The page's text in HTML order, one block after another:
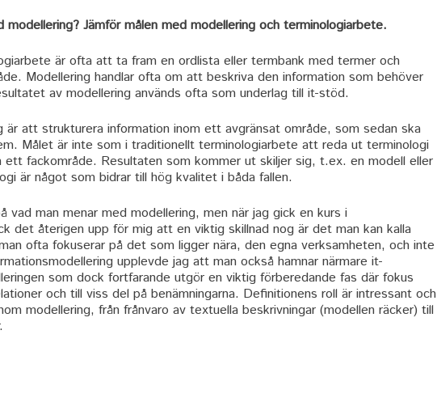
Jämför målen med modellering och terminologiarbete.
är ofta att ta fram en ordlista eller termbank med termer och
Modellering handlar ofta om att beskriva den information som behöver
av modellering används ofta som underlag till it-stöd.
är att strukturera information inom ett avgränsat område, som sedan ska
Målet är inte som i traditionellt terminologiarbete att reda ut terminologi
ett fackområde. Resultaten som kommer ut skiljer sig, t.ex. en modell eller
är något som bidrar till hög kvalitet i båda fallen.
vad man menar med modellering, men när jag gick en kurs i
det återigen upp för mig att en viktig skillnad nog är det man kan kalla
ofta fokuserar på det som ligger nära, den egna verksamheten, och inte
upplevde jag att man också hamnar närmare it-
som dock fortfarande utgör en viktig förberedande fas där fokus
och till viss del på benämningarna. Definitionens roll är intressant och
modellering, från frånvaro av textuella beskrivningar (modellen räcker) till